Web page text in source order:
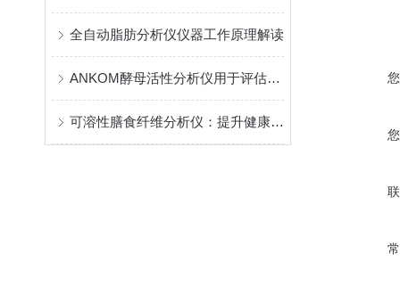
全自动脂肪分析仪仪器工作原理解读
ANKOM酵母活性分析仪用于评估和监测酵母细胞的活性和代谢特征
可溶性膳食纤维分析仪：提升健康饮食研究的利器